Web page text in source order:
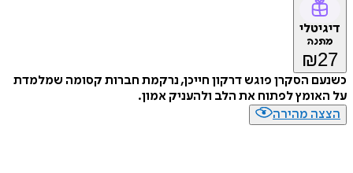
דיגיטלי
מתנה
₪27
כשנעם הסקרן פוגש דרקון חייכן, נרקמת חברות קסומה שמלמדת
על האומץ לפתוח את הלב ולהעניק אמון.
הצצה מהירה